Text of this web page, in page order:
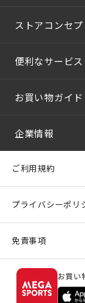
ストアコンセプ
便利なサービ
お買い物ガイド
企業情報
ご利用規約
プライバシーポリ
免責事項
お買い